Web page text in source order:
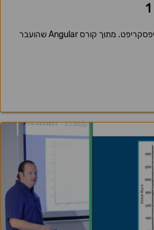
הקדמה והסבר על טייפסקריפט. מתוך קורס Angular שהועבר